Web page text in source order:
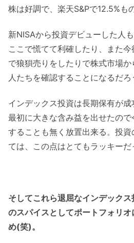
株は好調で、楽天S&Pで12.5%も
新NISAから投資デビューした人
ここで慌てて利確したり、また
で狼狽売りをしたりで株式市場
人たちを確認することになるだろ
インデックス投資は長期保有が
最初に大きな含み益を出せたの
することも無く放置出来る。投
ては、この点はとてもラッキーだ
そしてこれら退屈なインデック
のスパイスとしてポートフォリ
め(笑)。